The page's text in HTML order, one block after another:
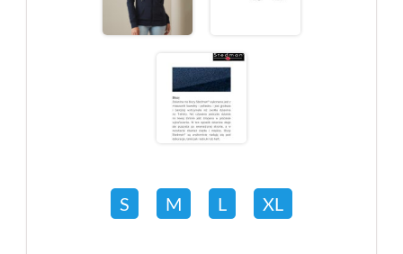
S M L XL